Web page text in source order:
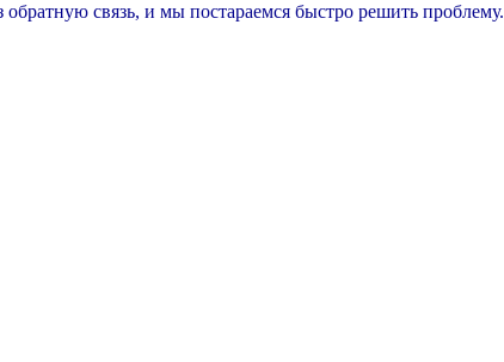
связь, и мы постараемся быстро решить проблему.